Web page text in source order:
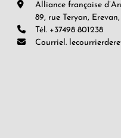
Alliance française
89, rue Teryan,
Tél. +37498 801238
Courriel.